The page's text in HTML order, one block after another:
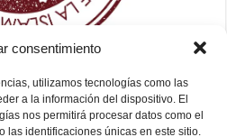
consentimiento
utilizamos tecnologías como las
a la información del dispositivo. El
nos permitirá procesar datos como el
las identificaciones únicas en este sitio.